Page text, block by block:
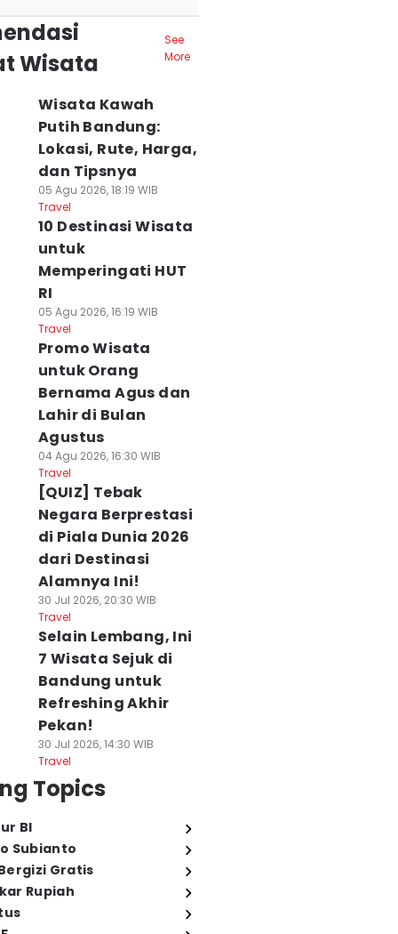
Wisata
See
More
Wisata Kawah
Putih Bandung:
Lokasi, Rute, Harga,
dan Tipsnya
05 Agu 2026, 18:19 WIB
Travel
10 Destinasi Wisata
untuk
Memperingati HUT
RI
05 Agu 2026, 16:19 WIB
Travel
Promo Wisata
untuk Orang
Bernama Agus dan
Lahir di Bulan
Agustus
04 Agu 2026, 16:30 WIB
Travel
[QUIZ] Tebak
Negara Berprestasi
di Piala Dunia 2026
dari Destinasi
Alamnya Ini!
30 Jul 2026, 20:30 WIB
Travel
Selain Lembang, Ini
7 Wisata Sejuk di
Bandung untuk
Refreshing Akhir
Pekan!
30 Jul 2026, 14:30 WIB
Travel
Topics
BI
Subianto
Gratis
Rupiah